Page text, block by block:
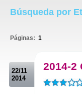
Búsqueda por
Páginas: 1
22/11
2014
2014-2